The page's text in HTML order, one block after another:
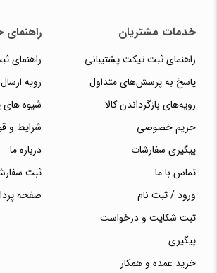
خدمات مشتریان
راهنمای ثبت تیکت پشتیبانی
پاسخ به پرسش‌های متداول
رویه‌های بازگرداندن کالا
حریم خصوصی
پیگیری سفارشات
تماس با ما
ورود / ثبت نام
ثبت شکایت و درخواست
پیگیری
خرید عمده و همکار
راهنمای
راهنمای
رویه
شیوه
شرایط و
درباره ما
ثبت
صفحه